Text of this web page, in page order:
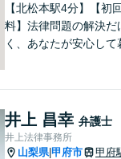
【北松本駅4分】【初
料】法律問題の解決だ
く、あなたが安心して
せください。お気持ち
添い、より良い選択が
よう全力を尽くします
井上 昌幸 弁護士
井上法律事務所
山梨県|甲府市 甲府